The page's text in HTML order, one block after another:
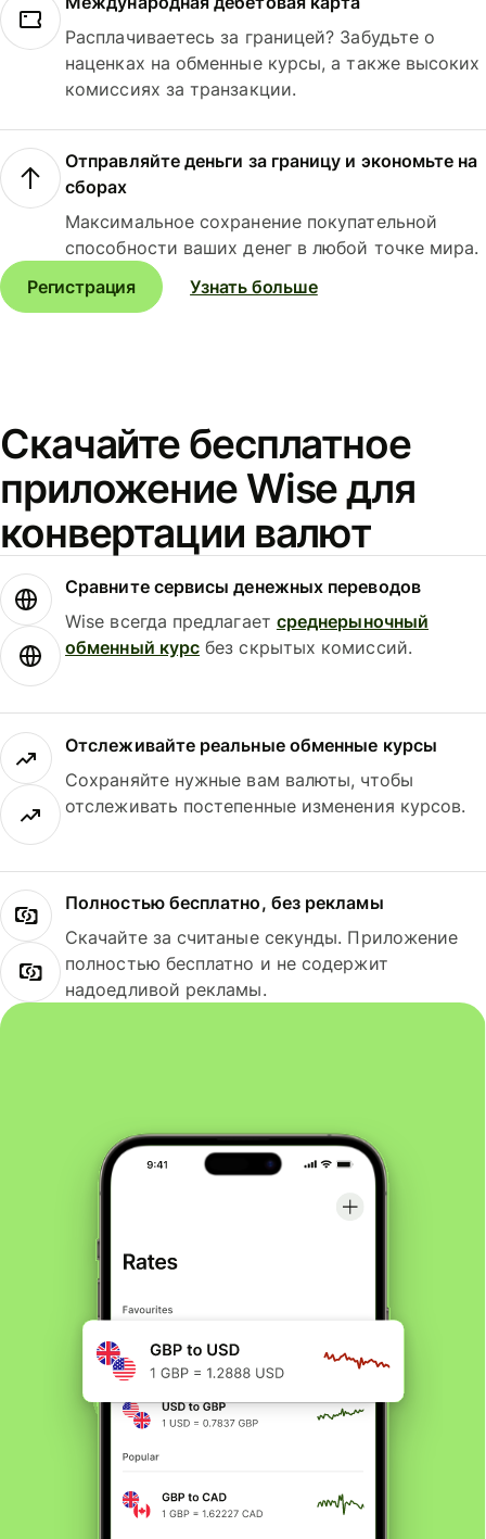
Расплачиваетесь за границей? Забудьте о
наценках на обменные курсы, а также высоких
комиссиях за транзакции.
Отправляйте деньги за границу и экономьте на
сборах
Максимальное сохранение покупательной
способности ваших денег в любой точке мира.
Регистрация
Узнать больше
Скачайте бесплатное
приложение Wise для
конвертации валют
Сравните сервисы денежных переводов
Wise всегда предлагает среднерыночный
обменный курс без скрытых комиссий.
Отслеживайте реальные обменные курсы
Сохраняйте нужные вам валюты, чтобы
отслеживать постепенные изменения курсов.
Полностью бесплатно, без рекламы
Скачайте за считаные секунды. Приложение
полностью бесплатно и не содержит
надоедливой рекламы.